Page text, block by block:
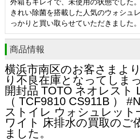
外箱もキレイで、未使用の状態でした。
きれい除菌を搭載した人気のウォシュ
っかりと買い取らせていただきました。
商品情報
横浜市南区のお客さまよ
り不良在庫となってしま
開封品 TOTO ネオレスト
（ TCF9810 CS911B ）
ストイレ ウォシュレット
ワイト 床排水の買取のご
ました。